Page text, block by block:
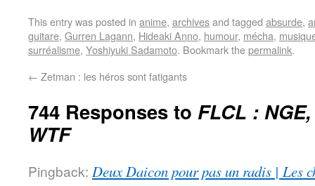
This entry was posted in anime, archivesand tagged absurde,
guitare, Gurren Lagann, Hideaki Anno, humour, mécha,
surréalisme, Yoshiyuki Sadamoto. Bookmark thepermalink.
← Zetman : les héros sont fatigants
744 Responses to FLCL :
WTF
Pingback: Deux Daicon pour pas un radis | Les